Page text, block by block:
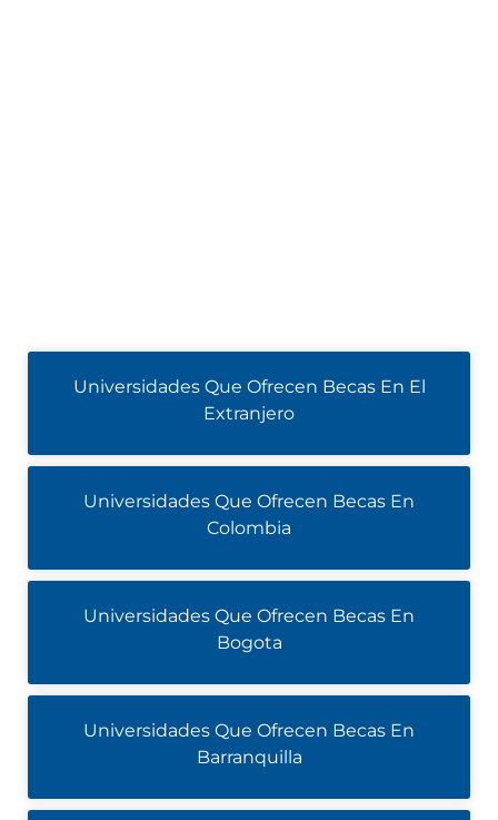
Universidades Que Ofrecen Becas En El
Extranjero
Universidades Que Ofrecen Becas En
Colombia
Universidades Que Ofrecen Becas En
Bogota
Universidades Que Ofrecen Becas En
Barranquilla